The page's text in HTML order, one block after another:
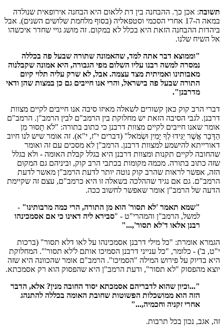
תשובה: אכן כך. ההבחנה בין דת ללאום היא הבחנה אירופאית שנולדה
במאה ה-17 אחרי הסכמי וסטפאליה (בסוף מלחמת שלושים השנים). אבל
ביהדות ההבחנה הזאת היא בכלל לא במקום. זה מושג גויי שחדר איכשהו
אל השיח שלנו.
"וממוצא דבר אתה למד, שהאמונה שתורה שבעל פה בכללה
נמסרה למשה רבנו עליו השלום מפי הגבורה, היא אמונה שקבלנוה
מאבותינו ואמיתית מצד עצמה. אבל, לא שרק עליה תלוי קיום
התורה שבעל פה בישראל, והרי אנו חייבים גם כן במצות שהן ודאי
מדרבנן".
דברי הרב קוק כאן קשורים לשאלה מאיזו סיבה אנו חייבים לקיים מצוות
דרבנן. לגבי הסיבה הזאת יש מחלוקת בין הרמב"ם לבין הרמב"ן. הרמב"ם
אומר שאנו חייבים לקיים מצוות דרבנן כי כתוב בתורה: "לֹא תָסוּר מִן
הַדָּבָר אֲשֶׁר יַגִּידוּ לְךָ יָמִין וּשְׂמֹאל" (דברים י"ז, י"א). זה אומר שיש לנו חיוב
דאורייתא להישמע למצוות דרבנן. הרמב"ן לא מסכים עם זה ואומר
שהחובה לקיים תקנות ומצוות דרבנן היא בגלל קבלת האומה - ולא בגלל
שזה כתוב בתורה. מכמה מקומות בכתבי הרב קוק, וביניהם גם המקום
הזה, אפשר לראות שהרב קוק נוטה יותר לדעת הרמב"ן מאשר לדעת
הרמב"ם. גם אם נגיד שההלכה בשאלה זו היא כרמב"ם, עצם זה שקיימת
הדעה של הרמב"ן אומר שאפשר לחשוב ככה.
"שמא תאמר 'לא תסור' הוא מן התורה, הרי כמה מרבותינו" -
למשל, הרמב"ן והמהרי"ט - "סבירא ליה דאינו כי אם אסמכינהו
רבנן אלאו ד'לא תסור',..."
הגמרא אומרת: "כל מילי דרבנן אסמכינהו על לאו דלא תסור" (ברכות
י"ט, ב') - כלומר, "כל ענייני דרבנן הסמיכו אותם ל'לא תסור'". המחלוקת
היא בדיוק על פירוש המילה "הסמיכו". הרמב"ם אומר שהכוונה היא שזה
יוצא מהפסוק "לא תסור", ודעת הרמב"ן היא שהפסוק הוא רק אסמכתא.
"...וכיון שהוא לדבריהם אסמכתא יסוד החובה מנין? אלא, הדבר
הזה הוא ממושכלות הפשוטות שחובת האומה בכללה להתנהג
אחרי זקניה וחכמיה,..."
זה, אגב, נכון בכל תרבות.